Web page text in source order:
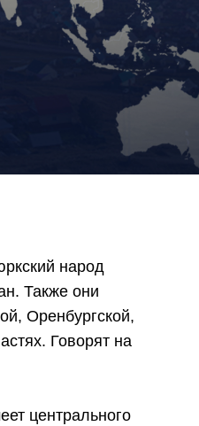
народ
Также они
Оренбургской,
Говорят на
центрального